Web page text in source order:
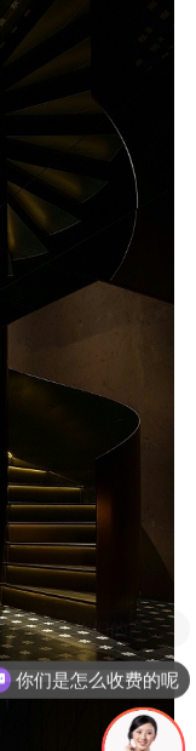
现在有优惠活动吗